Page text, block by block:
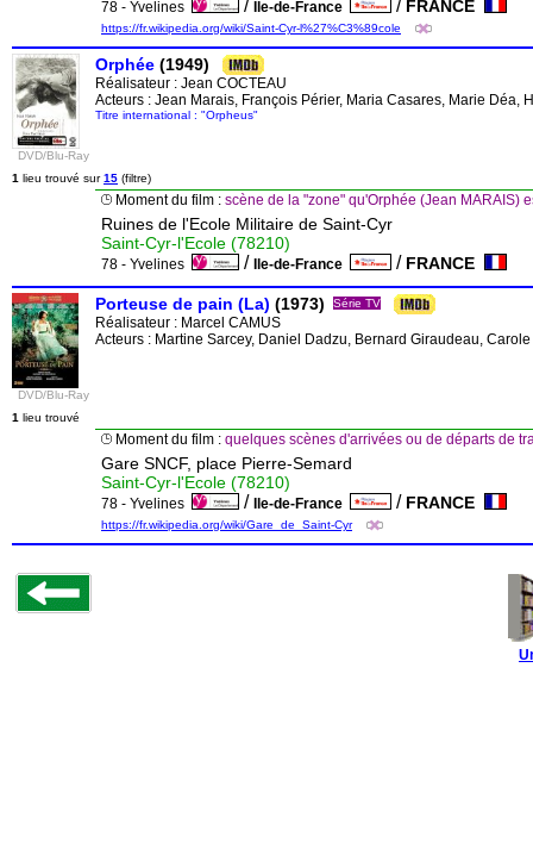
78 - Yvelines / Ile-de-France / FRANCE
https://fr.wikipedia.org/wiki/Saint-Cyr-l%27%C3%89cole
DVD/Blu-Ray
Orphée (1949)
Réalisateur : Jean COCTEAU
Acteurs : Jean Marais, François Périer, Maria Casares, Marie Déa,
Titre international : "Orpheus"
1 lieu trouvé sur15 (filtre)
Moment du film : scène de la "zone" qu'Orphée (Jean MARAIS)
Ruines de l'Ecole Militaire de Saint-Cyr
Saint-Cyr-l'Ecole (78210)
78 - Yvelines / Ile-de-France / FRANCE
DVD/Blu-Ray
Porteuse de pain (La) (1973) Série TV
Réalisateur : Marcel CAMUS
Acteurs : Martine Sarcey, Daniel Dadzu, Bernard Giraudeau,
1 lieu trouvé
Moment du film : quelques scènes d'arrivées ou de départs de
Gare SNCF, place Pierre-Semard
Saint-Cyr-l'Ecole (78210)
78 - Yvelines / Ile-de-France / FRANCE
https://fr.wikipedia.org/wiki/Gare_de_Saint-Cyr